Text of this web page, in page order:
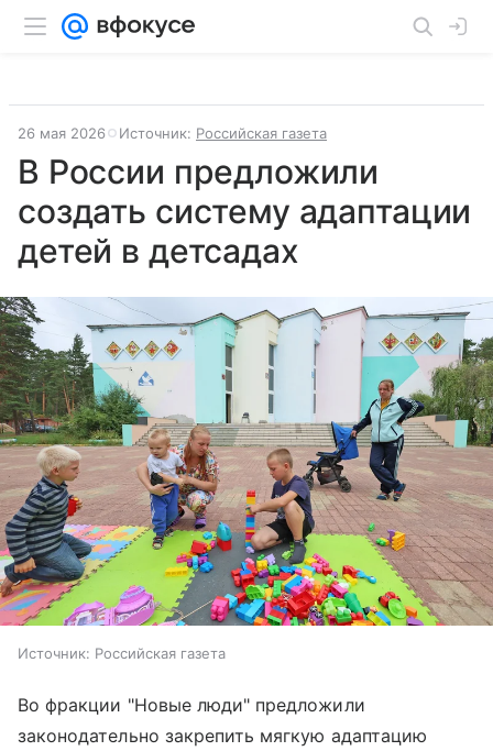
26 мая 2026 Источник: Российская газета
В России предложили
создать систему адаптации
детей в детсадах
Источник: Российская газета
Во фракции "Новые люди" предложили
законодательно закрепить мягкую адаптацию